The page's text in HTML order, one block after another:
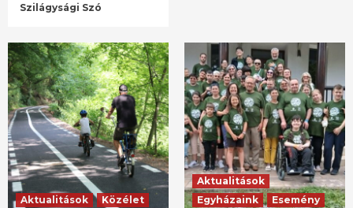
Szilágysági Szó
Aktualitások Közélet
Aktualitások
Egyházaink
Esemény